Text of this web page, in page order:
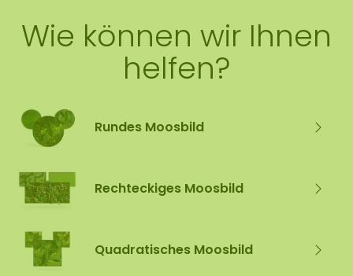
Wie können wir Ihnen
helfen?
Rundes Moosbild
Rechteckiges Moosbild
Quadratisches Moosbild